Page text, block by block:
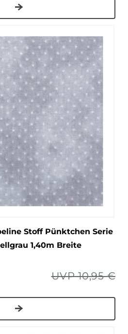
Stoff Pünktchen Serie
1,40m Breite
UVP 10,95 €